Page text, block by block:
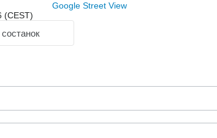
Google Street View
(CEST)